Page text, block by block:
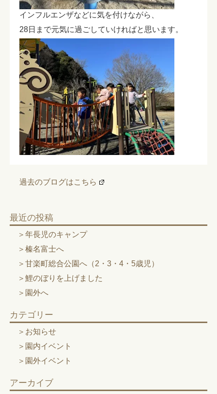
インフルエンザなどに気を付けながら、
28日まで元気に過ごしていければと思います。
過去のブログはこちら
最近の投稿
年長児のキャンプ
榛名富士へ
甘楽町総合公園へ（2・3・4・5歳児）
鯉のぼりを上げました
園外へ
カテゴリー
お知らせ
園内イベント
園外イベント
アーカイブ